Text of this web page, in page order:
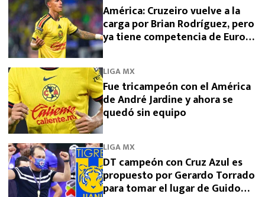
América: Cruzeiro vuelve a la
carga por Brian Rodríguez, pero
ya tiene competencia de Europa
LIGA MX
Fue tricampeón con el América
de André Jardine y ahora se
quedó sin equipo
LIGA MX
DT campeón con Cruz Azul es
propuesto por Gerardo Torrado
para tomar el lugar de Guido